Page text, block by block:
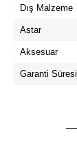
Dış Malzeme
Astar
Aksesuar
Garanti Süresi